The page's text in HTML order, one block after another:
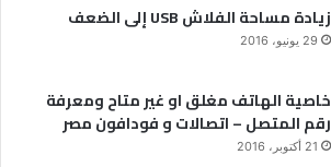
زيادة مساحة الفلاش USB إلى الضعف
29 يونيو، 2016
خاصية الهاتف مغلق او غير متاح ومعرفة
رقم المتصل – اتصالات و فودافون مصر
21 أكتوبر، 2016